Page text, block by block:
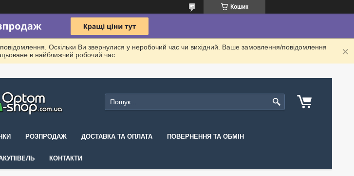
Кошик
Оскільки Ви звернулися у неробочий час чи вихідний. Ваше замовлення/повідомлення
в найближчий робочий час.
РОЗПРОДАЖ ДОСТАВКА ТА ОПЛАТА ПОВЕРНЕННЯ ТА ОБМІН
КОНТАКТИ